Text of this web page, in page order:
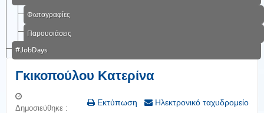
Φωτογραφίες
Παρουσιάσεις
#JobDays
Γκικοπούλου Κατερίνα
Εκτύπωση Ηλεκτρονικό ταχυδρομείο
Δημοσιεύθηκε :